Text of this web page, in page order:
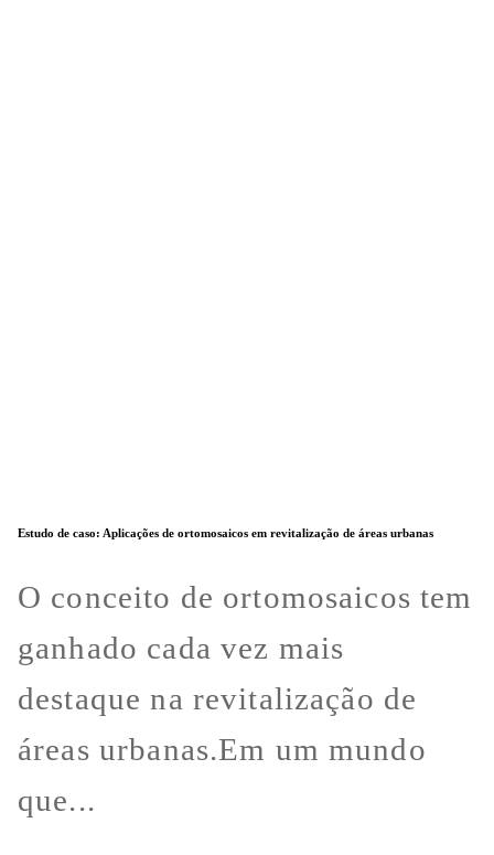
Estudo de caso: Aplicações de ortomosaicos em revitalização de áreas urbanas
O conceito de ortomosaicos tem
ganhado cada vez mais
destaque na revitalização de
áreas urbanas.Em um mundo
que...